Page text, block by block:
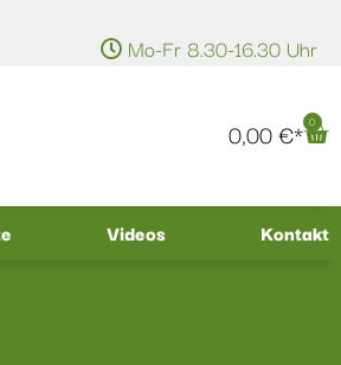
Mo-Fr 8.30-16.30 Uhr
0,00€ 0
Videos Kontakt